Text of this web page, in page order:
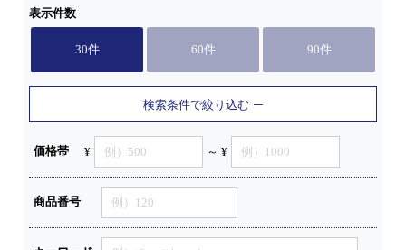
表示件数
30件 60件 90件
検索条件で絞り込む
価格帯 ¥ ～ ¥
商品番号